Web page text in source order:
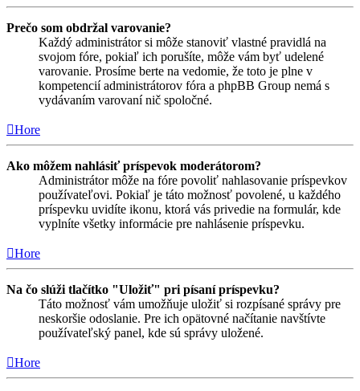
Prečo som obdržal varovanie?
Každý administrátor si môže stanoviť vlastné pravidlá na
svojom fóre, pokiaľ ich porušíte, môže vám byť udelené
varovanie. Prosíme berte na vedomie, že toto je plne v
kompetencií administrátorov fóra a phpBB Group nemá s
vydávaním varovaní nič spoločné.
Hore
Ako môžem nahlásiť príspevok moderátorom?
Administrátor môže na fóre povoliť nahlasovanie príspevkov
používateľovi. Pokiaľ je táto možnosť povolené, u každého
príspevku uvidíte ikonu, ktorá vás privedie na formulár, kde
vyplníte všetky informácie pre nahlásenie príspevku.
Hore
Na čo slúži tlačítko "Uložiť" pri písaní príspevku?
Táto možnosť vám umožňuje uložiť si rozpísané správy pre
neskoršie odoslanie. Pre ich opätovné načítanie navštívte
používateľský panel, kde sú správy uložené.
Hore